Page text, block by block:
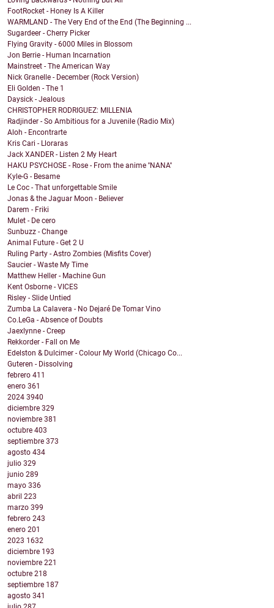
FootRocket - Honey Is A Killer
WARMLAND - The Very End of the End (The Beginning ...
Sugardeer - Cherry Picker
Flying Gravity - 6000 Miles in Blossom
Jon Berrie - Human Incarnation
Mainstreet - The American Way
Nick Granelle - December (Rock Version)
Eli Golden - The 1
Daysick - Jealous
CHRISTOPHER RODRIGUEZ: MILLENIA
Radjinder - So Ambitious for a Juvenile (Radio Mix)
Aloh - Encontrarte
Kris Cari - Lloraras
Jack XANDER - Listen 2 My Heart
HAKU PSYCHOSE - Rose - From the anime ''NANA''
Kyle-G - Besame
Le Coc - That unforgettable Smile
Jonas & the Jaguar Moon - Believer
Darem - Friki
Mulet - De cero
Sunbuzz - Change
Animal Future - Get 2 U
Ruling Party - Astro Zombies (Misfits Cover)
Saucier - Waste My Time
Matthew Heller - Machine Gun
Kent Osborne - VICES
Risley - Slide Untied
Zumba La Calavera - No Dejaré De Tomar Vino
Co.LeGa - Absence of Doubts
Jaexlynne - Creep
Rekkorder - Fall on Me
Edelston & Dulcimer - Colour My World (Chicago Co...
Guteren - Dissolving
febrero 411
enero 361
2024 3940
diciembre 329
noviembre 381
octubre 403
septiembre 373
agosto 434
julio 329
junio 289
mayo 336
abril 223
marzo 399
febrero 243
enero 201
2023 1632
diciembre 193
noviembre 221
octubre 218
septiembre 187
agosto 341